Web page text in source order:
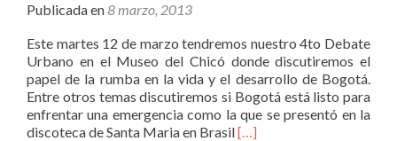
Publicada en8 marzo, 2013
Este martes 12 de marzo tendremos nuestro 4to Debate
Urbano en el Museo del Chicó donde discutiremos el
papel de la rumba en la vida y el desarrollo de Bogotá.
Entre otros temas discutiremos si Bogotá está listo para
enfrentar una emergencia como la que se presentó en la
discoteca de Santa Maria en BrasilLeer
[…]